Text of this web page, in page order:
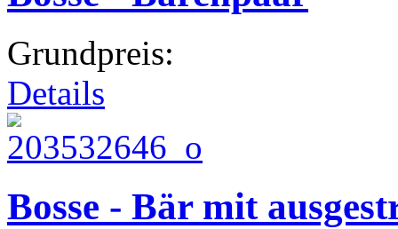
Grundpreis:
Details
Bosse - Bär mit